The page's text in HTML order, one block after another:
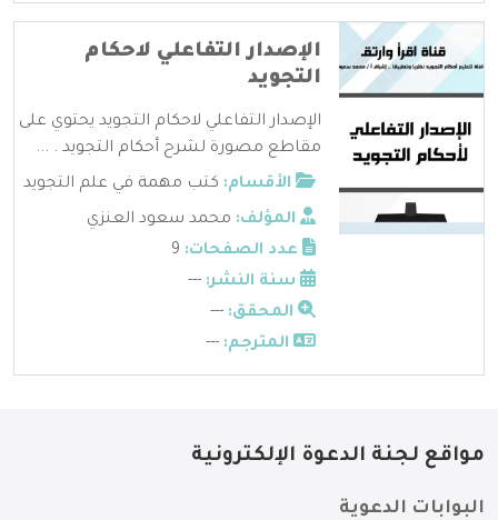
الإصدار التفاعلي لاحكام
التجويد
الإصدار التفاعلي لاحكام التجويد يحتوي على
مقاطع مصورة لشرح أحكام التجويد . ...
الأقسام: كتب مهمة في علم التجويد
المؤلف: محمد سعود العنزي
عدد الصفحات:
سنة النشر: ---
المحقق: ---
المترجم: ---
مواقع لجنة الدعوة الإلكترونية
البوابات الدعوية